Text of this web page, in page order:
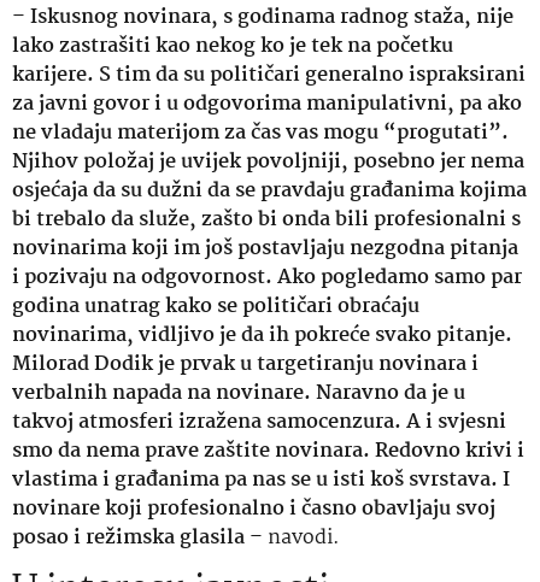
–Iskusnog novinara, s godinama radnog staža, nije
lako zastrašiti kao nekog ko je tek na početku
karijere. S tim da su političari generalno ispraksirani
za javni govor i u odgovorima manipulativni, pa ako
ne vladaju materijom za čas vas mogu “progutati”.
Njihov položaj je uvijek povoljniji, posebno jer nema
osjećaja da su dužni da se pravdaju građanima kojima
bi trebalo da služe, zašto bi onda bili profesionalni s
novinarima koji im još postavljaju nezgodna pitanja
i pozivaju na odgovornost. Ako pogledamo samo par
godina unatrag kako se političari obraćaju
novinarima, vidljivo je da ih pokreće svako pitanje.
Milorad Dodik je prvak u targetiranju novinara i
verbalnih napada na novinare. Naravno da je u
takvoj atmosferi izražena samocenzura. A i svjesni
smo da nema prave zaštite novinara. Redovno krivi i
vlastima i građanima pa nas se u isti koš svrstava. I
novinare koji profesionalno i časno obavljaju svoj
posao i režimska glasila– navodi.